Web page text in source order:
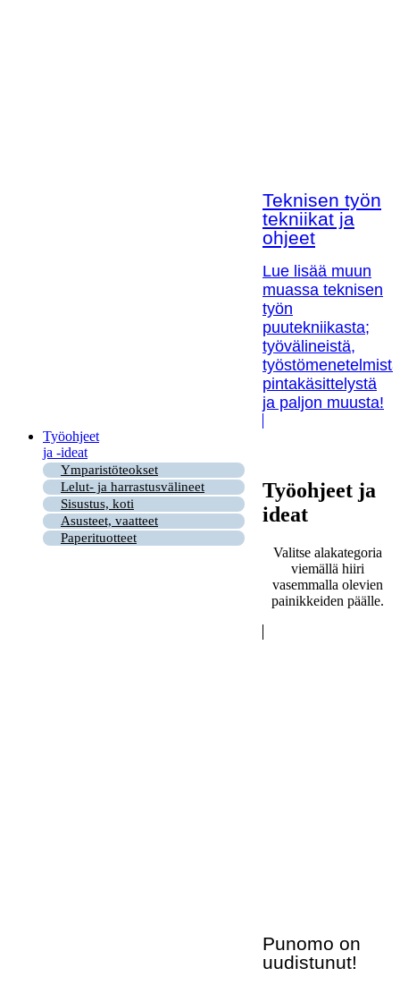
Teknisen työn
tekniikat ja
ohjeet
Lue lisää muun
muassa teknisen
työn
puutekniikasta;
työvälineistä,
pintakäsittelystä
ja paljon muusta!
Työohjeet
ja -ideat
Ymparistöteokset
Lelut- ja harrastusvälineet
Sisustus, koti
Asusteet, vaatteet
Paperituotteet
Työohjeet ja
ideat
Valitse alakategoria
viemällä hiiri
vasemmalla olevien
painikkeiden päälle.
Punomo on
uudistunut!